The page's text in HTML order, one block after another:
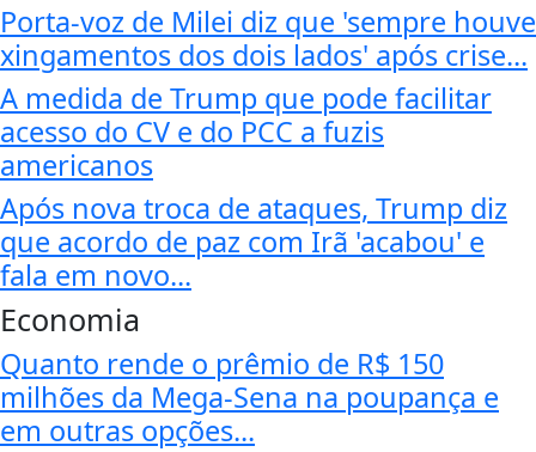
Porta-voz de Milei diz que 'sempre houve
xingamentos dos dois lados' após crise...
A medida de Trump que pode facilitar
acesso do CV e do PCC a fuzis
americanos
Após nova troca de ataques, Trump diz
que acordo de paz com Irã 'acabou' e
fala em novo...
Economia
Quanto rende o prêmio de R$ 150
milhões da Mega-Sena na poupança e
em outras opções...